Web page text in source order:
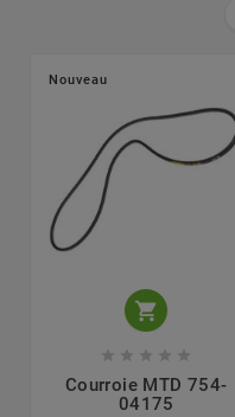
Nouveau

    
Courroie MTD 754-
04175